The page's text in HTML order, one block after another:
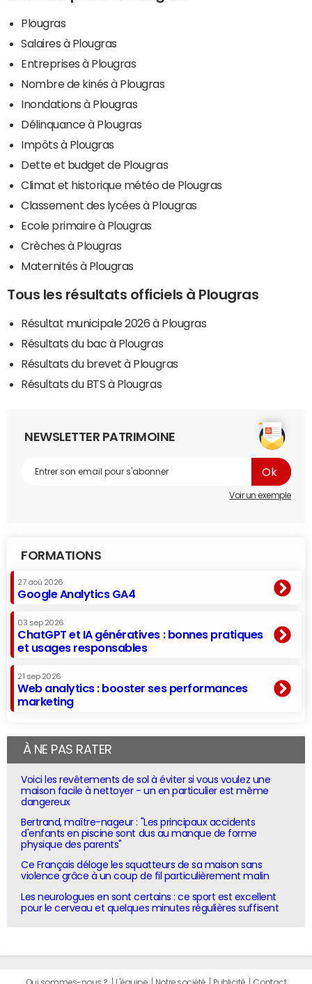
Plougras
Salaires à Plougras
Entreprises à Plougras
Nombre de kinés à Plougras
Inondations à Plougras
Délinquance à Plougras
Impôts à Plougras
Dette et budget de Plougras
Climat et historique météo de Plougras
Classement des lycées à Plougras
Ecole primaire à Plougras
Crèches à Plougras
Maternités à Plougras
Tous les résultats officiels à Plougras
Résultat municipale 2026 à Plougras
Résultats du bac à Plougras
Résultats du brevet à Plougras
Résultats du BTS à Plougras
NEWSLETTER PATRIMOINE
Voir un exemple
FORMATIONS
27 aoû 2026
Google Analytics GA4
03 sep 2026
ChatGPT et IA génératives : bonnes pratiques
et usages responsables
21 sep 2026
Web analytics : booster ses performances
marketing
À NE PAS RATER
Voici les revêtements de sol à éviter si vous voulez une
maison facile à nettoyer - un en particulier est même
dangereux
Bertrand, maître-nageur : "Les principaux accidents
d'enfants en piscine sont dus au manque de forme
physique des parents"
Ce Français déloge les squatteurs de sa maison sans
violence grâce à un coup de fil particulièrement malin
Les neurologues en sont certains : ce sport est excellent
pour le cerveau et quelques minutes régulières suffisent
Qui sommes-nous ? L'équipe Notre société Publicité Contact